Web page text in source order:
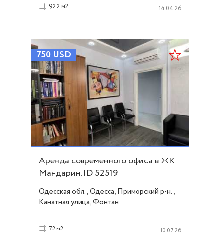
92.2 м2 14.04.26
750 USD
Аренда современного офиса в ЖК
Мандарин. ID 52519
Одесская обл., Одесса, Приморский р-н.,
Канатная улица, Фонтан
72 м2 10.07.26